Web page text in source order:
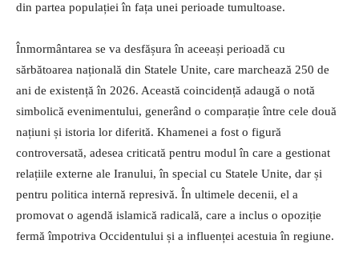
din partea populației în fața unei perioade tumultoase.
Înmormântarea se va desfășura în aceeași perioadă cu
sărbătoarea națională din Statele Unite, care marchează 250 de
ani de existență în 2026. Această coincidență adaugă o notă
simbolică evenimentului, generând o comparație între cele două
națiuni și istoria lor diferită. Khamenei a fost o figură
controversată, adesea criticată pentru modul în care a gestionat
relațiile externe ale Iranului, în special cu Statele Unite, dar și
pentru politica internă represivă. În ultimele decenii, el a
promovat o agendă islamică radicală, care a inclus o opoziție
fermă împotriva Occidentului și a influenței acestuia în regiune.